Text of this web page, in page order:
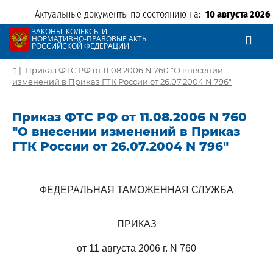
Актуальные документы по состоянию на: 10 августа 2026
ЗАКОНЫ, КОДЕКСЫ И
НОРМАТИВНО-ПРАВОВЫЕ АКТЫ
РОССИЙСКОЙ ФЕДЕРАЦИИ
| Приказ ФТС РФ от 11.08.2006 N 760 "О внесении
изменений в Приказ ГТК России от 26.07.2004 N 796"
Приказ ФТС РФ от 11.08.2006 N 760
"О внесении изменений в Приказ
ГТК России от 26.07.2004 N 796"
ФЕДЕРАЛЬНАЯ ТАМОЖЕННАЯ СЛУЖБА
ПРИКАЗ
от 11 августа 2006 г. N 760